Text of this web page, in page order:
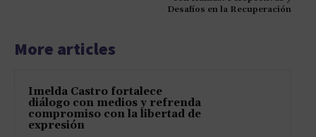
Desafíos en la Recuperación
More articles
Imelda Castro fortalece
diálogo con medios y refrenda
compromiso con la libertad de
expresión